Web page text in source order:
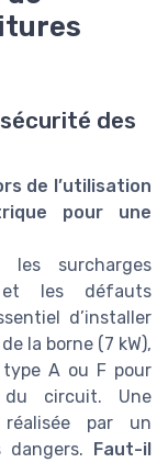
des
de l’utilisation
pour une
les surcharges
et les défauts
d’installer
la borne (7 kW),
A ou F pour
du circuit. Une
par un
Faut-il